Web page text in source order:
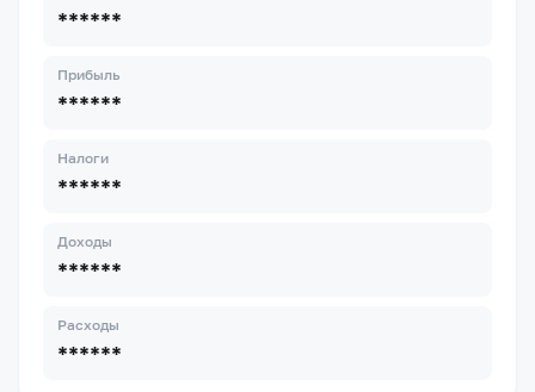
******
Прибыль
******
Налоги
******
Доходы
******
Расходы
******